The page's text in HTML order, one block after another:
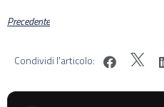
Precedente
Condividi l'articolo: